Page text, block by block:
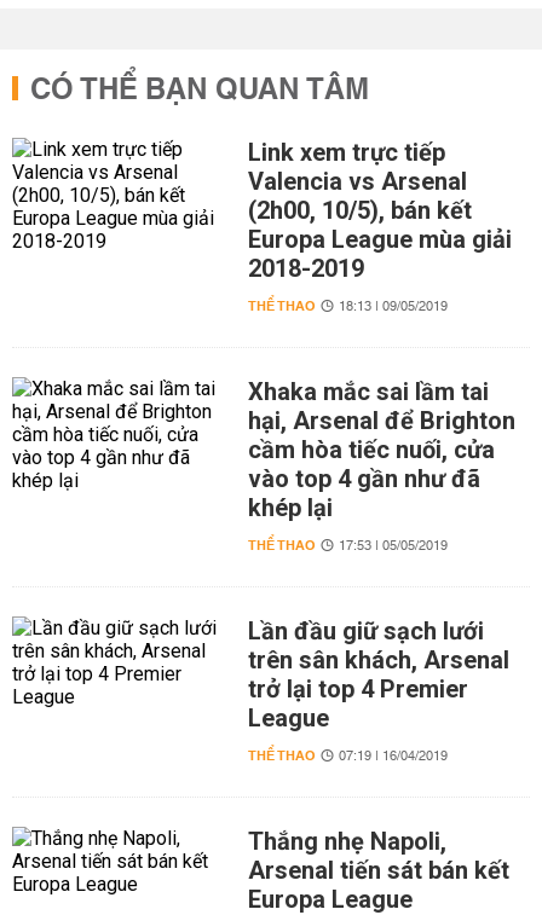
CÓ THỂ BẠN QUAN TÂM
Link xem trực tiếp
Valencia vs Arsenal
(2h00, 10/5), bán kết
Europa League mùa giải
2018-2019
THỂ THAO 18:13 | 09/05/2019
Xhaka mắc sai lầm tai
hại, Arsenal để Brighton
cầm hòa tiếc nuối, cửa
vào top 4 gần như đã
khép lại
THỂ THAO 17:53 | 05/05/2019
Lần đầu giữ sạch lưới
trên sân khách, Arsenal
trở lại top 4 Premier
League
THỂ THAO 07:19 | 16/04/2019
Thắng nhẹ Napoli,
Arsenal tiến sát bán kết
Europa League